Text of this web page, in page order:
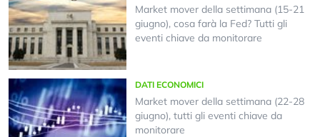
Market mover della settimana (15-21
giugno), cosa farà la Fed? Tutti gli
eventi chiave da monitorare
DATI ECONOMICI
Market mover della settimana (22-28
giugno), tutti gli eventi chiave da
monitorare